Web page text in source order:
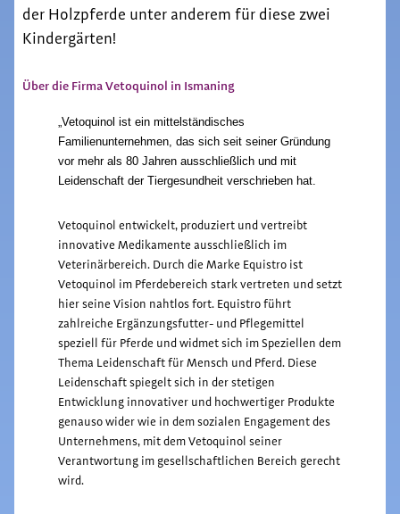
der Holzpferde unter anderem für diese zwei
Kindergärten!
Über die Firma Vetoquinol in Ismaning
„Vetoquinol ist ein mittelständisches
Familienunternehmen, das sich seit seiner Gründung
vor mehr als 80 Jahren ausschließlich und mit
Leidenschaft der Tiergesundheit verschrieben hat.
Vetoquinol entwickelt, produziert und vertreibt
innovative Medikamente ausschließlich im
Veterinärbereich. Durch die Marke Equistro ist
Vetoquinol im Pferdebereich stark vertreten und setzt
hier seine Vision nahtlos fort. Equistro führt
zahlreiche Ergänzungsfutter- und Pflegemittel
speziell für Pferde und widmet sich im Speziellen dem
Thema Leidenschaft für Mensch und Pferd. Diese
Leidenschaft spiegelt sich in der stetigen
Entwicklung innovativer und hochwertiger Produkte
genauso wider wie in dem sozialen Engagement des
Unternehmens, mit dem Vetoquinol seiner
Verantwortung im gesellschaftlichen Bereich gerecht
wird.